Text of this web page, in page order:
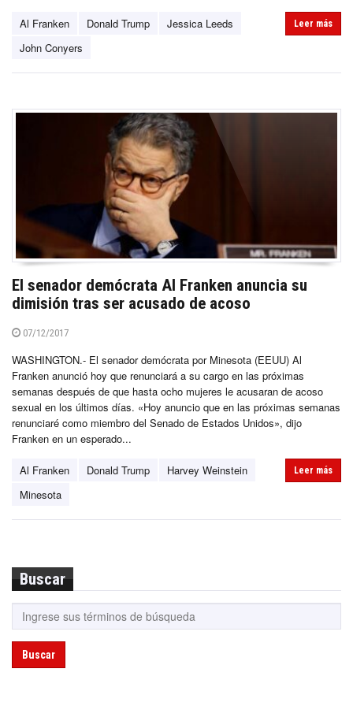
Al Franken Donald Trump
Jessica Leeds
John Conyers
Leer más
El senador demócrata Al Franken anuncia su
dimisión tras ser acusado de acoso
07/12/2017
WASHINGTON.- El senador demócrata por Minesota (EEUU) Al
Franken anunció hoy que renunciará a su cargo en las próximas
semanas después de que hasta ocho mujeres le acusaran de acoso
sexual en los últimos días. «Hoy anuncio que en las próximas semanas
renunciaré como miembro del Senado de Estados Unidos», dijo
Franken en un esperado...
Al Franken Donald Trump
Harvey Weinstein
Minesota
Leer más
Buscar
Buscar